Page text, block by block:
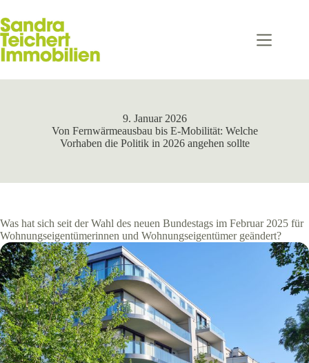
Inhalt
springen
9. Januar 2026
Von Fernwärmeausbau bis E-Mobilität: Welche
Vorhaben die Politik in 2026 angehen sollte
Was hat sich seit der Wahl des neuen Bundestags im Februar 2025 für
Wohnungseigentümerinnen und Wohnungseigentümer geändert?